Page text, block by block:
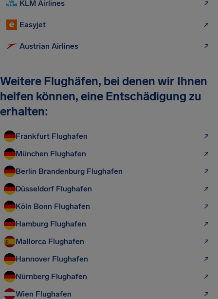
KLM Airlines
Easyjet
Austrian Airlines
Weitere Flughäfen, bei denen wir Ihnen
helfen können, eine Entschädigung zu
erhalten:
Frankfurt Flughafen
München Flughafen
Berlin Brandenburg Flughafen
Düsseldorf Flughafen
Köln Bonn Flughafen
Hamburg Flughafen
Mallorca Flughafen
Hannover Flughafen
Nürnberg Flughafen
Wien Flughafen